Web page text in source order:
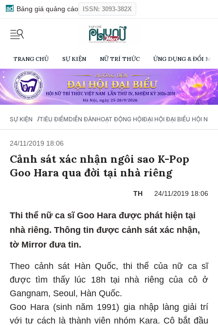
Bảng giá quảng cáo ISSN: 3093-382X
TRANG CHỦ SỰ KIỆN NỮ TRÍ THỨC ỨNG DỤNG & ĐỔI
SỰ KIỆN /TIÊU ĐIỂMDIỄN ĐÀNHOẠT ĐỘNG HỘIĐẠI HỘI ĐẠI BIỂU HỘI NỮ
24/11/2019 18:06
Cảnh sát xác nhận ngôi sao K-Pop
Goo Hara qua đời tại nhà riêng
TH 24/11/2019 18:06
Thi thể nữ ca sĩ Goo Hara được phát hiện tại
nhà riêng. Thông tin được cảnh sát xác nhận,
tờ Mirror đưa tin.
Theo cảnh sát Hàn Quốc, thi thể của nữ ca sĩ
được tìm thấy lúc 18h tại nhà riêng của cô ở
Gangnam, Seoul, Hàn Quốc.
Goo Hara (sinh năm 1991) gia nhập làng giải trí
với tư cách là thành viên nhóm Kara. Cô bắt đầu